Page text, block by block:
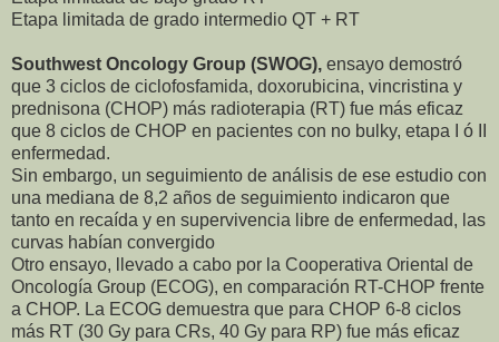
Etapa limitada de grado intermedio QT + RT
Southwest Oncology Group (SWOG), ensayo demostró
que 3 ciclos de ciclofosfamida, doxorubicina, vincristina y
prednisona (CHOP) más radioterapia (RT) fue más eficaz
que 8 ciclos de CHOP en pacientes con no bulky, etapa I ó II
enfermedad.
Sin embargo, un seguimiento de análisis de ese estudio con
una mediana de 8,2 años de seguimiento indicaron que
tanto en recaída y en supervivencia libre de enfermedad, las
curvas habían convergido
Otro ensayo, llevado a cabo por la Cooperativa Oriental de
Oncología Group (ECOG), en comparación RT-CHOP frente
a CHOP. La ECOG demuestra que para CHOP 6-8 ciclos
más RT (30 Gy para CRs, 40 Gy para RP) fue más eficaz